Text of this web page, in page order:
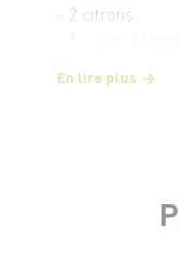
- 2 citrons
En lire plus